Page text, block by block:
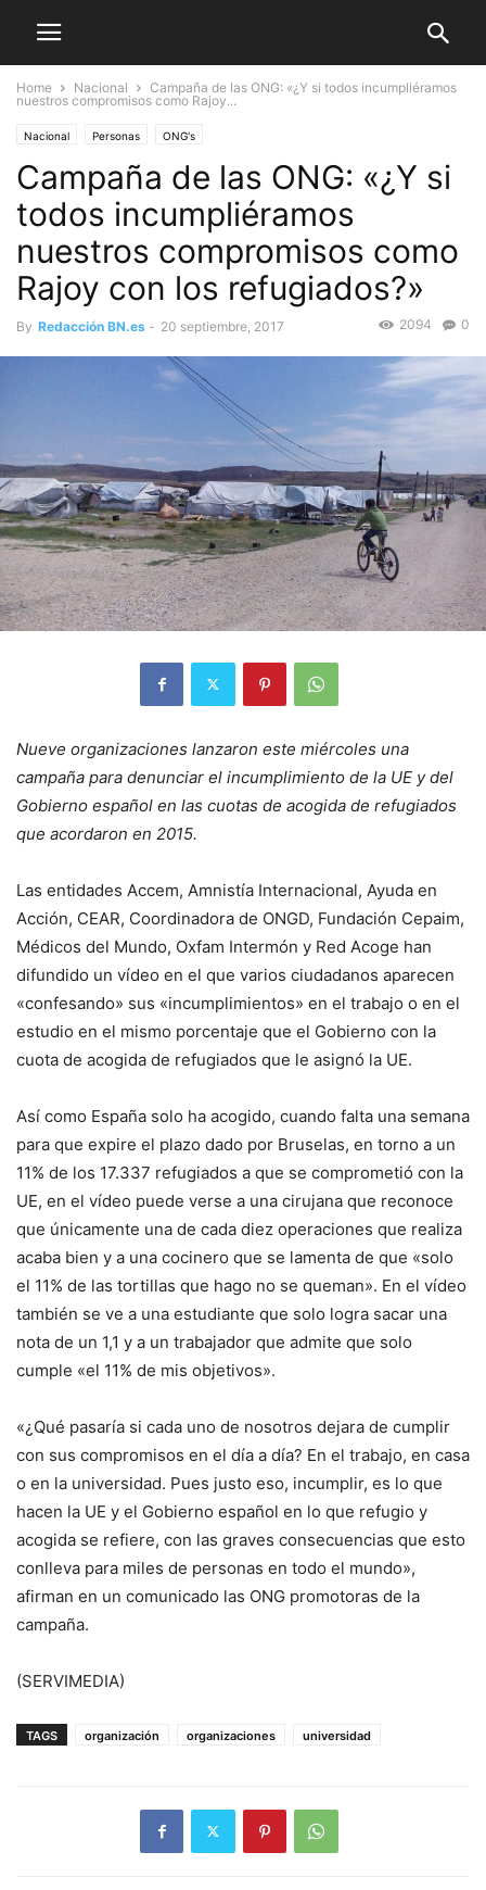
Home Nacional
Campaña de las ONG: «¿Y si todos incumpliéramos
nuestros compromisos como Rajoy...
Nacional Personas ONG's
Campaña de las ONG: «¿Y si
todos incumpliéramos
nuestros compromisos como
Rajoy con los refugiados?»
By Redacción BN.es - 20 septiembre, 2017 0
2094
Nueve organizaciones lanzaron este miércoles una
campaña para denunciar el incumplimiento de la UE y del
Gobierno español en las cuotas de acogida de refugiados
que acordaron en 2015.
Las entidades Accem, Amnistía Internacional, Ayuda en
Acción, CEAR, Coordinadora de ONGD, Fundación Cepaim,
Médicos del Mundo, Oxfam Intermón y Red Acoge han
difundido un vídeo en el que varios ciudadanos aparecen
«confesando» sus «incumplimientos» en el trabajo o en el
estudio en el mismo porcentaje que el Gobierno con la
cuota de acogida de refugiados que le asignó la UE.
Así como España solo ha acogido, cuando falta una semana
para que expire el plazo dado por Bruselas, en torno a un
11% de los 17.337 refugiados a que se comprometió con la
UE, en el vídeo puede verse a una cirujana que reconoce
que únicamente una de cada diez operaciones que realiza
acaba bien y a una cocinero que se lamenta de que «solo
el 11% de las tortillas que hago no se queman». En el vídeo
también se ve a una estudiante que solo logra sacar una
nota de un 1,1 y a un trabajador que admite que solo
cumple «el 11% de mis objetivos».
«¿Qué pasaría si cada uno de nosotros dejara de cumplir
con sus compromisos en el día a día? En el trabajo, en casa
o en la universidad. Pues justo eso, incumplir, es lo que
hacen la UE y el Gobierno español en lo que refugio y
acogida se refiere, con las graves consecuencias que esto
conlleva para miles de personas en todo el mundo»,
afirman en un comunicado las ONG promotoras de la
campaña.
(SERVIMEDIA)
TAGS organización organizaciones universidad